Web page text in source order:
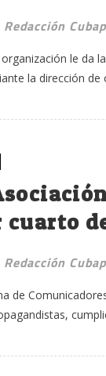
Redacción
le da
la dirección de
cuarto
Redacción
de